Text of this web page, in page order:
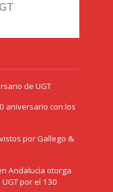
de UGT
aniversario con los
por Gallego &
Andalucía otorga
UGT por el 130